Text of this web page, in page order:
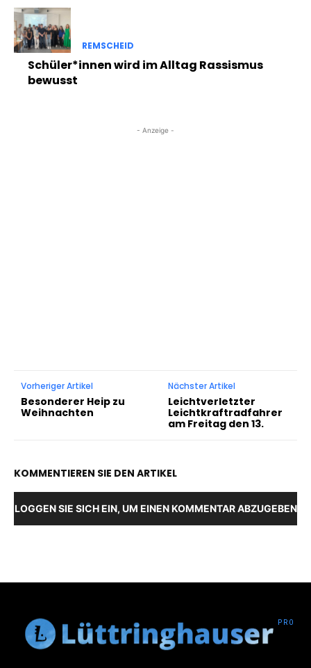
REMSCHEID
Schüler*innen wird im Alltag Rassismus
bewusst
- Anzeige -
Vorheriger Artikel
Besonderer Heip zu
Weihnachten
Nächster Artikel
Leichtverletzter
Leichtkraftradfahrer
am Freitag den 13.
KOMMENTIEREN SIE DEN ARTIKEL
LOGGEN SIE SICH EIN, UM EINEN KOMMENTAR ABZUGEBEN